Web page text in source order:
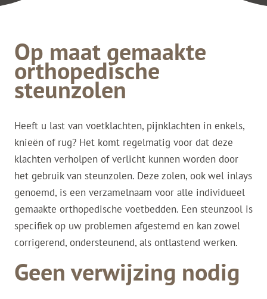
Op maat gemaakte
orthopedische
steunzolen
Heeft u last van voetklachten, pijnklachten in enkels,
knieën of rug? Het komt regelmatig voor dat deze
klachten verholpen of verlicht kunnen worden door
het gebruik van steunzolen. Deze zolen, ook wel inlays
genoemd, is een verzamelnaam voor alle individueel
gemaakte orthopedische voetbedden. Een steunzool is
specifiek op uw problemen afgestemd en kan zowel
corrigerend, ondersteunend, als ontlastend werken.
Geen verwijzing nodig